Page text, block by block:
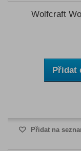
Wolfcraft
Přidat
Přidat na